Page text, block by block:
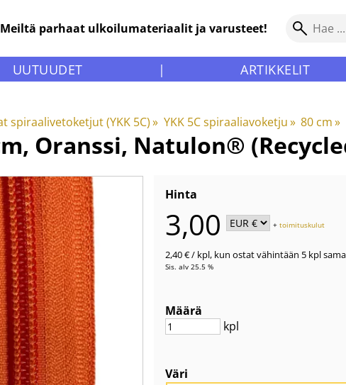
Meiltä parhaat ulkoilumateriaalit ja varusteet!
UUTUUDET | ARTIKKELIT
spiraalivetoketjut (YKK 5C)‪» YKK 5C spiraaliavoketju‪» 80 cm‪»
Oranssi, Natulon®
Hinta
3,00 +toimituskulut
2,40 €/ kpl, kun ostat vähintään 5 kpl
Sis. alv 25.5 %
Määrä
kpl
Väri